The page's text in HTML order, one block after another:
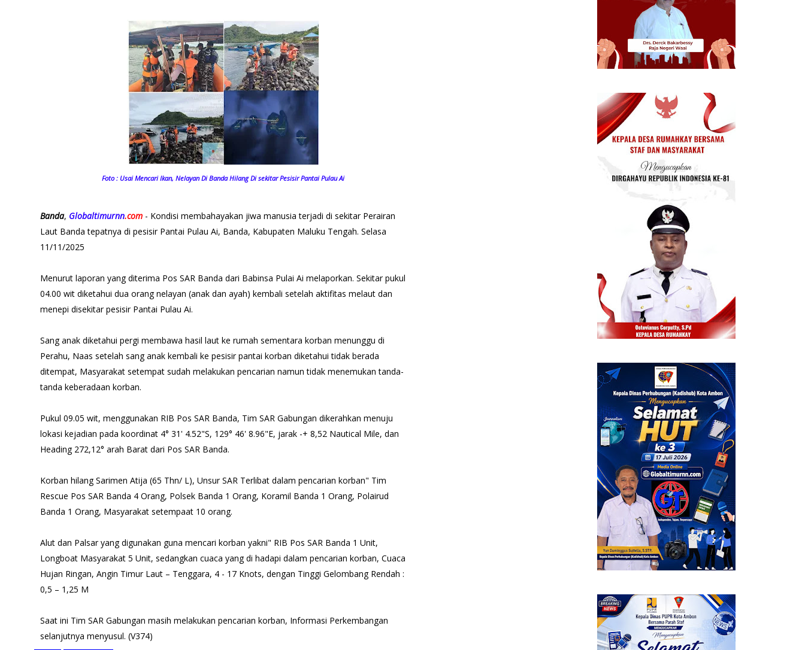
Foto : Usai Mencari Ikan, Nelayan Di Banda Hilang Di sekitar Pesisir Pantai Pulau Ai
Banda, Globaltimurnn.com - Kondisi membahayakan jiwa manusia terjadi di sekitar Perairan
Laut Banda tepatnya di pesisir Pantai Pulau Ai, Banda, Kabupaten Maluku Tengah. Selasa
11/11/2025
Menurut laporan yang diterima Pos SAR Banda dari Babinsa Pulai Ai melaporkan. Sekitar pukul
04.00 wit diketahui dua orang nelayan (anak dan ayah) kembali setelah aktifitas melaut dan
menepi disekitar pesisir Pantai Pulau Ai.
Sang anak diketahui pergi membawa hasil laut ke rumah sementara korban menunggu di
Perahu, Naas setelah sang anak kembali ke pesisir pantai korban diketahui tidak berada
ditempat, Masyarakat setempat sudah melakukan pencarian namun tidak menemukan tanda-
tanda keberadaan korban.
Pukul 09.05 wit, menggunakan RIB Pos SAR Banda, Tim SAR Gabungan dikerahkan menuju
lokasi kejadian pada koordinat 4° 31' 4.52"S, 129° 46' 8.96"E, jarak -+ 8,52 Nautical Mile, dan
Heading 272,12° arah Barat dari Pos SAR Banda.
Korban hilang Sarimen Atija (65 Thn/ L), Unsur SAR Terlibat dalam pencarian korban" Tim
Rescue Pos SAR Banda 4 Orang, Polsek Banda 1 Orang, Koramil Banda 1 Orang, Polairud
Banda 1 Orang, Masyarakat setempaat 10 orang.
Alut dan Palsar yang digunakan guna mencari korban yakni" RIB Pos SAR Banda 1 Unit,
Longboat Masyarakat 5 Unit, sedangkan cuaca yang di hadapi dalam pencarian korban, Cuaca
Hujan Ringan, Angin Timur Laut – Tenggara, 4 - 17 Knots, dengan Tinggi Gelombang Rendah :
0,5 – 1,25 M
Saat ini Tim SAR Gabungan masih melakukan pencarian korban, Informasi Perkembangan
selanjutnya menyusul. (V374)